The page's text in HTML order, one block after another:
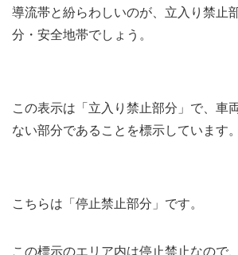
導流帯と紛らわしいのが、立入り禁止
分・安全地帯でしょう。
この表示は「立入り禁止部分」で、車
ない部分であることを標示しています。
こちらは「停止禁止部分」です。
この標示のエリア内は停止禁止なので